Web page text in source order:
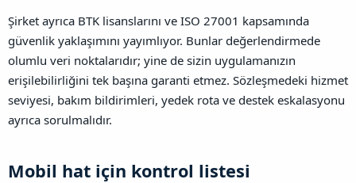
Şirket ayrıca BTK lisanslarını ve ISO 27001 kapsamında
güvenlik yaklaşımını yayımlıyor. Bunlar değerlendirmede
olumlu veri noktalarıdır; yine de sizin uygulamanızın
erişilebilirliğini tek başına garanti etmez. Sözleşmedeki hizmet
seviyesi, bakım bildirimleri, yedek rota ve destek eskalasyonu
ayrıca sorulmalıdır.
Mobil hat için kontrol listesi​